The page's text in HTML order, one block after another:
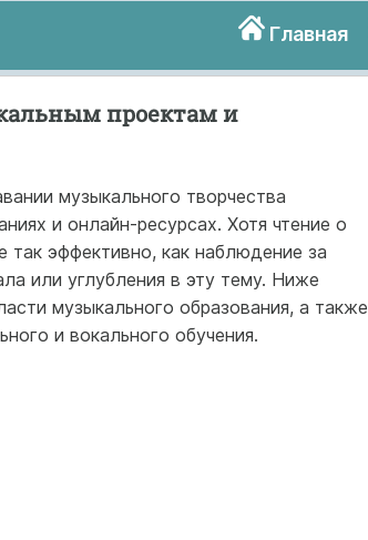
Главная
проектам и
музыкального творчества
и онлайн-ресурсах. Хотя чтение о
эффективно, как наблюдение за
или углубления в эту тему. Ниже
музыкального образования, а также
и вокального обучения.